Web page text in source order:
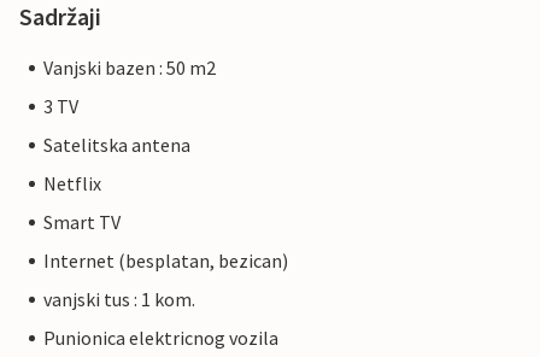
Sadržaji
Vanjski bazen : 50 m2
3 TV
Satelitska antena
Netflix
Smart TV
Internet (besplatan, bezican)
vanjski tus : 1 kom.
Punionica elektricnog vozila